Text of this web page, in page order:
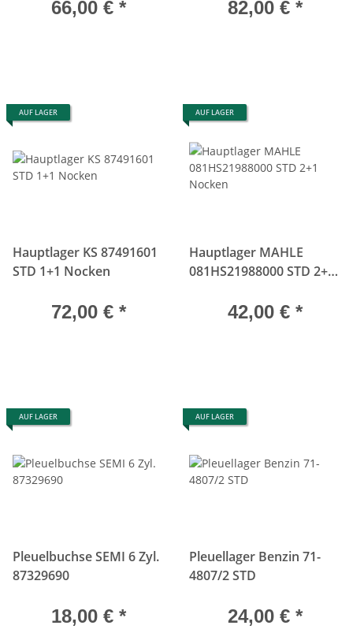
66,00 € * 82,00 € *
AUF LAGER
Hauptlager KS 87491601
STD 1+1 Nocken
72,00 € *
AUF LAGER
Hauptlager MAHLE
081HS21988000 STD 2+1
42,00 € *
AUF LAGER
Pleuelbuchse SEMI 6 Zyl.
87329690
18,00 € *
AUF LAGER
Pleuellager Benzin 71-
4807/2 STD
24,00 € *